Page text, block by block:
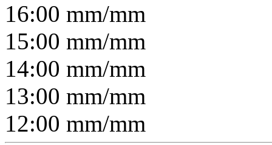
16:00 mm/mm
15:00 mm/mm
14:00 mm/mm
13:00 mm/mm
12:00 mm/mm